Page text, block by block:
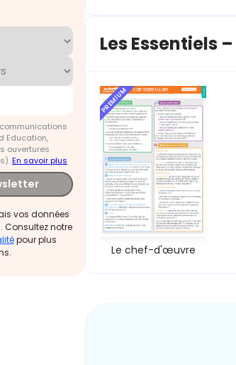
Education,
ouvertures
En savoir plus
vos données
Consultez notre
pour plus
Les Essentiels
PREMIUM
Le chef-d'œuvre